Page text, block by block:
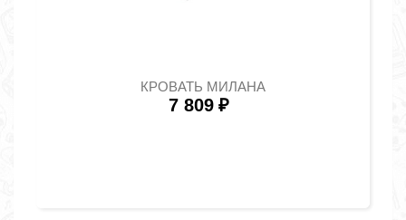
КРОВАТЬ МИЛАНА
7 809 ₽